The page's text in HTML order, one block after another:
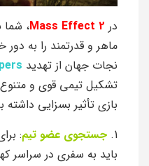
در Mass Effect 2، شما
ماهر و قدرتمند را به
نجات جهان از تهدید
تشکیل تیمی قوی و
بازی تأثیر بسزایی
1. جستجوی عضو تیم:
باید به سفری در سراسر